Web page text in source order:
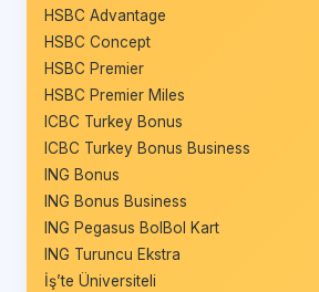
HSBC Advantage
HSBC Concept
HSBC Premier
HSBC Premier Miles
ICBC Turkey Bonus
ICBC Turkey Bonus Business
ING Bonus
ING Bonus Business
ING Pegasus BolBol Kart
ING Turuncu Ekstra
İş’te Üniversiteli